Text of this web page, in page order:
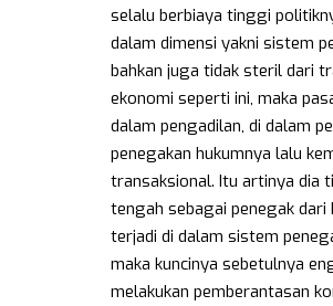
selalu berbiaya tinggi
dalam dimensi yakni sistem
bahkan juga tidak steril dari
ekonomi seperti ini, maka
dalam pengadilan, di dalam
penegakan hukumnya lalu
transaksional. Itu artinya dia
tengah sebagai penegak dari
terjadi di dalam sistem
maka kuncinya sebetulnya
melakukan pemberantasan